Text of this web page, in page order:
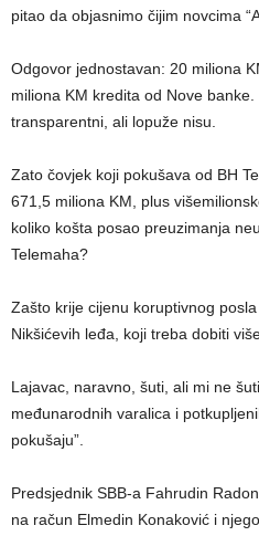
pitao da objasnimo čijim novcima
Odgovor jednostavan: 20 miliona
miliona KM kredita od Nove
transparentni, ali lopuže nisu.
Zato čovjek koji pokušava od BH
671,5 miliona KM, plus
koliko košta posao preuzimanja
Telemaha?
Zašto krije cijenu koruptivnog
Nikšićevih leđa, koji treba dobiti
Lajavac, naravno, šuti, ali mi ne
međunarodnih varalica i
pokušaju”.
Predsjednik SBB-a Fahrudin
na račun Elmedin Konaković i